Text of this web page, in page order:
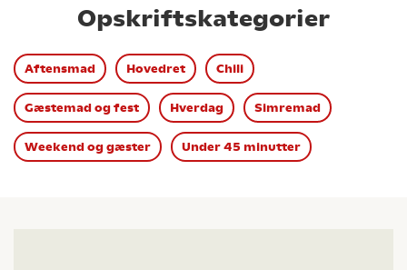
Opskriftskategorier
Aftensmad Hovedret Chili
Gæstemad og fest Hverdag Simremad
Weekend og gæster Under 45 minutter